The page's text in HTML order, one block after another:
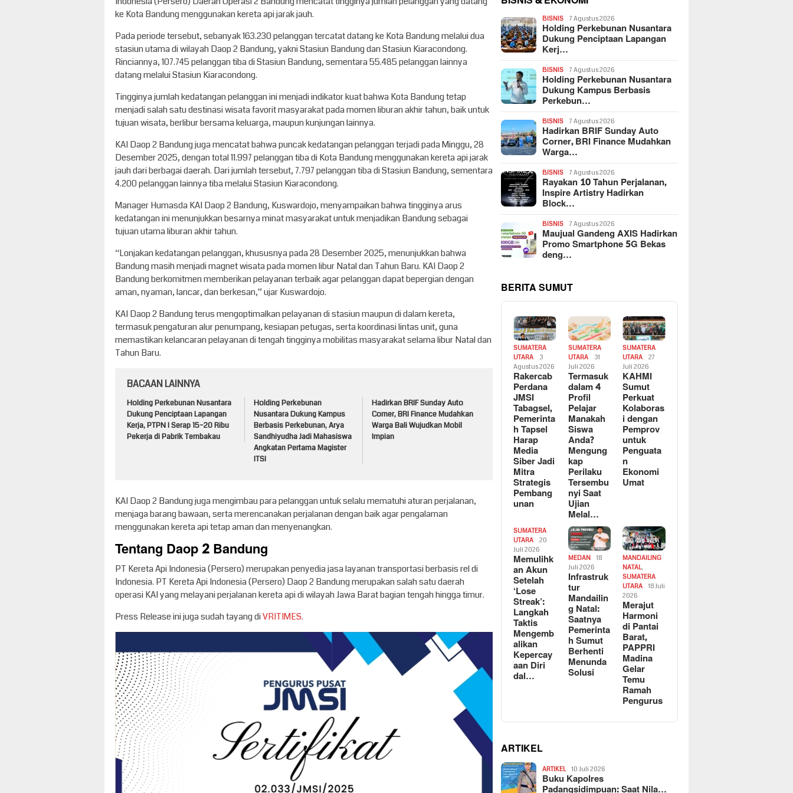
ke Kota Bandung menggunakan kereta api jarak jauh.
Pada periode tersebut, sebanyak 163.230 pelanggan tercatat datang ke Kota Bandung melalui dua
stasiun utama di wilayah Daop 2 Bandung, yakni Stasiun Bandung dan Stasiun Kiaracondong.
Rinciannya, 107.745 pelanggan tiba di Stasiun Bandung, sementara 55.485 pelanggan lainnya
datang melalui Stasiun Kiaracondong.
Tingginya jumlah kedatangan pelanggan ini menjadi indikator kuat bahwa Kota Bandung tetap
menjadi salah satu destinasi wisata favorit masyarakat pada momen liburan akhir tahun, baik untuk
tujuan wisata, berlibur bersama keluarga, maupun kunjungan lainnya.
KAI Daop 2 Bandung juga mencatat bahwa puncak kedatangan pelanggan terjadi pada Minggu, 28
Desember 2025, dengan total 11.997 pelanggan tiba di Kota Bandung menggunakan kereta api jarak
jauh dari berbagai daerah. Dari jumlah tersebut, 7.797 pelanggan tiba di Stasiun Bandung, sementara
4.200 pelanggan lainnya tiba melalui Stasiun Kiaracondong.
Manager Humasda KAI Daop 2 Bandung, Kuswardojo, menyampaikan bahwa tingginya arus
kedatangan ini menunjukkan besarnya minat masyarakat untuk menjadikan Bandung sebagai
tujuan utama liburan akhir tahun.
“Lonjakan kedatangan pelanggan, khususnya pada 28 Desember 2025, menunjukkan bahwa
Bandung masih menjadi magnet wisata pada momen libur Natal dan Tahun Baru. KAI Daop 2
Bandung berkomitmen memberikan pelayanan terbaik agar pelanggan dapat bepergian dengan
aman, nyaman, lancar, dan berkesan,” ujar Kuswardojo.
KAI Daop 2 Bandung terus mengoptimalkan pelayanan di stasiun maupun di dalam kereta,
termasuk pengaturan alur penumpang, kesiapan petugas, serta koordinasi lintas unit, guna
memastikan kelancaran pelayanan di tengah tingginya mobilitas masyarakat selama libur Natal dan
Tahun Baru.
BACAAN LAINNYA
Holding Perkebunan Nusantara
Dukung Penciptaan Lapangan
Kerja, PTPN I Serap 15–20 Ribu
Pekerja di Pabrik Tembakau
Holding Perkebunan
Nusantara Dukung Kampus
Berbasis Perkebunan, Arya
Sandhiyudha Jadi Mahasiswa
Angkatan Pertama Magister
ITSI
Hadirkan BRIF Sunday Auto
Corner, BRI Finance Mudahkan
Warga Bali Wujudkan Mobil
Impian
KAI Daop 2 Bandung juga mengimbau para pelanggan untuk selalu mematuhi aturan perjalanan,
menjaga barang bawaan, serta merencanakan perjalanan dengan baik agar pengalaman
menggunakan kereta api tetap aman dan menyenangkan.
Tentang Daop 2 Bandung
PT Kereta Api Indonesia (Persero) merupakan penyedia jasa layanan transportasi berbasis rel di
Indonesia. PT Kereta Api Indonesia (Persero) Daop 2 Bandung merupakan salah satu daerah
operasi KAI yang melayani perjalanan kereta api di wilayah Jawa Barat bagian tengah hingga timur.
Press Release ini juga sudah tayang diVRITIMES.
BISNIS 7 Agustus 2026
Holding Perkebunan Nusantara
Dukung Penciptaan Lapangan
Kerj…
BISNIS 7 Agustus 2026
Holding Perkebunan Nusantara
Dukung Kampus Berbasis
Perkebun…
BISNIS 7 Agustus 2026
Hadirkan BRIF Sunday Auto
Corner, BRI Finance Mudahkan
Warga…
BISNIS 7 Agustus 2026
Rayakan 10 Tahun Perjalanan,
Inspire Artistry Hadirkan
Block…
BISNIS 7 Agustus 2026
Maujual Gandeng AXIS Hadirkan
Promo Smartphone 5G Bekas
deng…
BERITA SUMUT
SUMATERA
UTARA
3
Agustus 2026
Rakercab
Perdana
JMSI
Tabagsel,
Pemerinta
h Tapsel
Harap
Media
Siber Jadi
Mitra
Strategis
Pembang
unan
SUMATERA
UTARA
31
Juli 2026
Termasuk
dalam 4
Profil
Pelajar
Manakah
Siswa
Anda?
Mengung
kap
Perilaku
Tersembu
nyi Saat
Ujian
Melal…
SUMATERA
UTARA
27
Juli 2026
KAHMI
Sumut
Perkuat
Kolaboras
i dengan
Pemprov
untuk
Penguata
n
Ekonomi
Umat
SUMATERA
UTARA
20
Juli 2026
Memulihk
an Akun
Setelah
‘Lose
Streak’:
Langkah
Taktis
Mengemb
alikan
Kepercay
aan Diri
dal…
MEDAN
18
Juli 2026
Infrastruk
tur
Mandailin
g Natal:
Saatnya
Pemerinta
h Sumut
Berhenti
Menunda
Solusi
MANDAILING
NATAL,
SUMATERA
UTARA
18 Juli
2026
Merajut
Harmoni
di Pantai
Barat,
PAPPRI
Madina
Gelar
Temu
Ramah
Pengurus
ARTIKEL
ARTIKEL 10 Juli 2026
Buku Kapolres
Padangsidimpuan: Saat Nila…